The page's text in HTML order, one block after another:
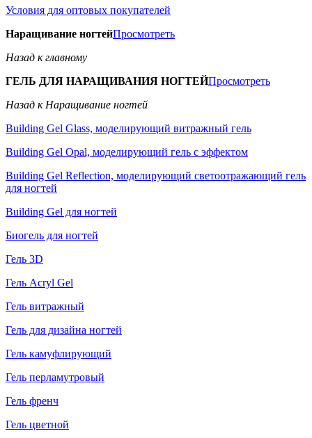
Условия для оптовых покупателей
Наращивание ногтейПросмотреть
Назад к главному
ГЕЛЬ ДЛЯ НАРАЩИВАНИЯ НОГТЕЙПросмотреть
Назад к Наращивание ногтей
Building Gel Glass, моделирующий витражный гель
Building Gel Opal, моделирующий гель с эффектом
Building Gel Reflection, моделирующий светоотражающий гель
для ногтей
Building Gel для ногтей
Биогель для ногтей
Гель 3D
Гель Acryl Gel
Гель витражный
Гель для дизайна ногтей
Гель камуфлирующий
Гель перламутровый
Гель френч
Гель цветной